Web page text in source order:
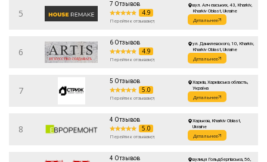
5
7 Отзывов
4.9
Перейти к отзывам
вул. Алчевських, 43, Kharkiv,
Kharkiv Oblast, Ukraine
Детальнее
6
6 Отзывов
4.9
Перейти к отзывам
ул. Данилевского, 10, Kharkiv,
Kharkiv Oblast, Ukraine
Детальнее
7
5 Отзывов
5.0
Перейти к отзывам
Харків, Харківська область,
Україна
Детальнее
8
4 Отзывов
5.0
Перейти к отзывам
Харьков, Kharkiv Oblast,
Ukraine
Детальнее
4 Отзывов вулиця Гольдбергівська, 56,